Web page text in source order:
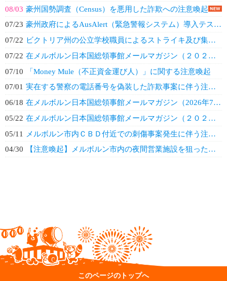
08/03 豪州国勢調査（Census）を悪用した詐欺への注意喚起
07/23 豪州政府によるAusAlert（緊急警報システム）導入テスト実施のお知らせ
07/22 ビクトリア州の公立学校職員によるストライキ及び集会・デモ（７月２３日（木））
07/22 在メルボルン日本国総領事館メールマガジン（２０２６年８月）
07/10
「Money Mule（不正資金運び人）」に関する注意喚起
07/01 実在する警察の電話番号を偽装した詐欺事案に伴う注意喚起
06/18 在メルボルン日本国総領事館メールマガジン（2026年7月）
05/22 在メルボルン日本国総領事館メールマガジン（２０２６年６月）
05/11
メルボルン市内ＣＢＤ付近での刺傷事案発生に伴う注意喚起
04/30
【注意喚起】メルボルン市内の夜間営業施設を狙った犯罪事案の増加
このページのトップへ